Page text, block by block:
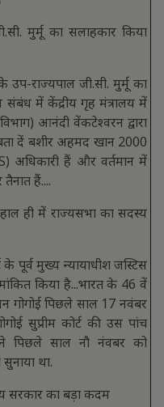
मुर्मू का सलाहकार किया
राज्यपाल जी.सी. मुर्मू का
संबंध में केंद्रीय गृह मंत्रालय में
आनंदी वेंकटेश्वरन द्वारा
दें बशीर अहमद खान 2000
अधिकारी हैं और वर्तमान में
हैं....
ही में राज्यसभा का सदस्य
के पूर्व मुख्य न्यायाधीश जस्टिस
किया है...भारत के 46 वें
गोगोई पिछले साल 17 नवंबर
सुप्रीम कोर्ट की उस पांच
पिछले साल नौ नंवबर को
था.
सरकार का बड़ा कदम